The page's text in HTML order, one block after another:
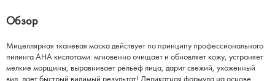
Обзор
Мицеллярная тканевая маска действует по принципу профессионального
пилинга AHA кислотами: мгновенно очищает и обновляет кожу, устраняет
мелкие морщины, выравнивает рельеф лица, дарит свежий, ухоженный
вид, дает быстрый видимый результат! Деликатная формула на основе